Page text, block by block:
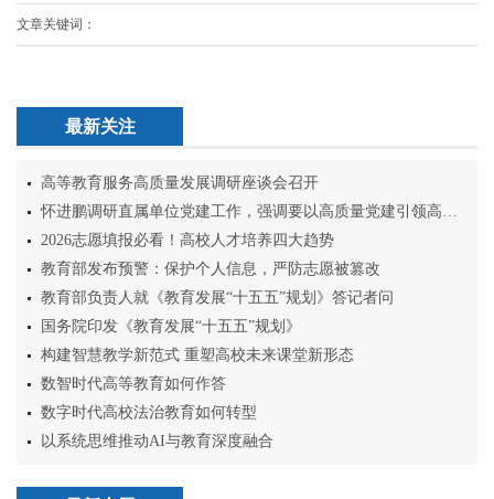
文章关键词：
最新关注
高等教育服务高质量发展调研座谈会召开
怀进鹏调研直属单位党建工作，强调要以高质量党建引领高质量发展
2026志愿填报必看！高校人才培养四大趋势
教育部发布预警：保护个人信息，严防志愿被篡改
教育部负责人就《教育发展“十五五”规划》答记者问
国务院印发《教育发展“十五五”规划》
构建智慧教学新范式 重塑高校未来课堂新形态
数智时代高等教育如何作答
数字时代高校法治教育如何转型
以系统思维推动AI与教育深度融合